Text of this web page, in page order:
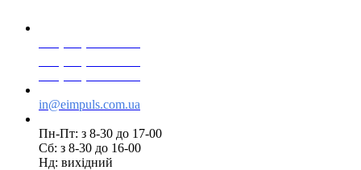
in@eimpuls.com.ua
Пн-Пт: з 8-30 до 17-00
Сб: з 8-30 до 16-00
Нд: вихідний